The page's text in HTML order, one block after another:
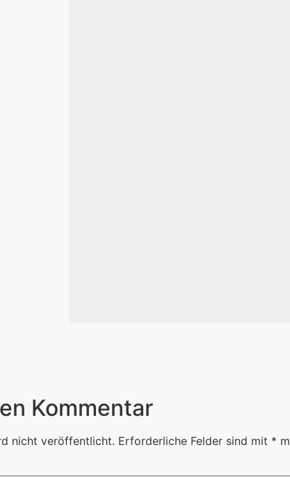
Kommentar
nicht veröffentlicht. Erforderliche Felder sind mit *